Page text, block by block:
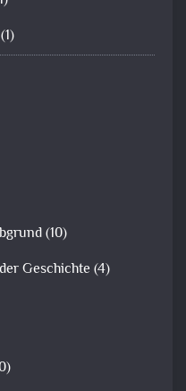
(1)
(10)
Geschichte (4)